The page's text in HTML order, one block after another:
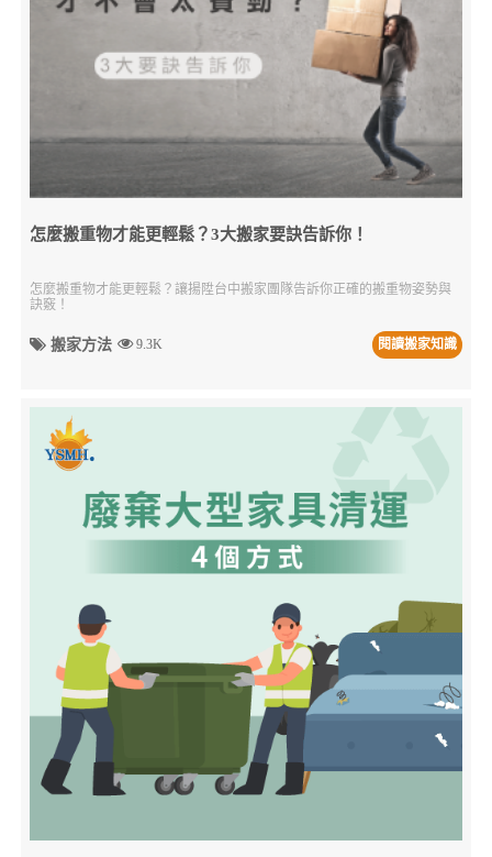
怎麼搬重物才能更輕鬆？3大搬家要訣告訴你！
怎麼搬重物才能更輕鬆？讓揚陞台中搬家團隊告訴你正確的搬重物姿勢與
訣竅！
搬家方法 9.3K 閱讀搬家知識